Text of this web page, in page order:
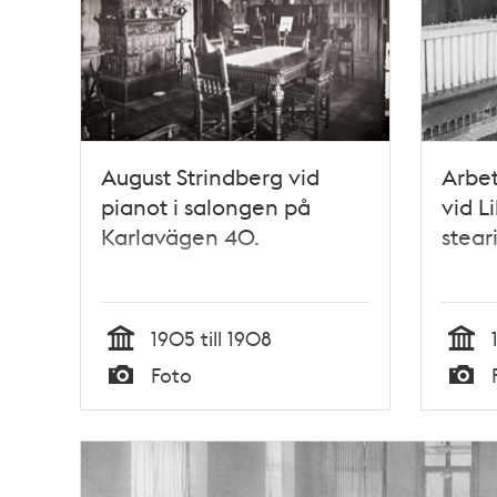
August Strindberg vid
pianot i salongen på
Karlavägen 40.
Tid
1905 till 1908
Typ
Foto
vid
Tid
Typ